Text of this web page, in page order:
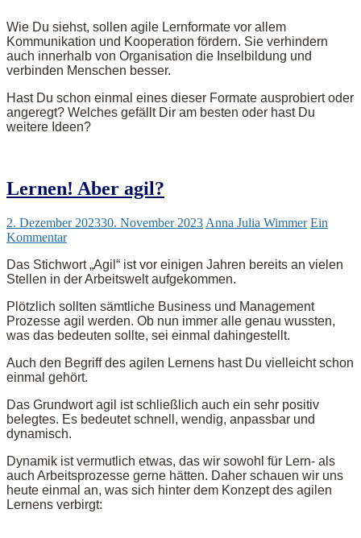
Wie Du siehst, sollen agile Lernformate vor allem
Kommunikation und Kooperation fördern. Sie verhindern
auch innerhalb von Organisation die Inselbildung und
verbinden Menschen besser.
Hast Du schon einmal eines dieser Formate ausprobiert oder
angeregt? Welches gefällt Dir am besten oder hast Du
weitere Ideen?
Lernen! Aber agil?
2. Dezember 202330. November 2023 Anna Julia Wimmer Ein
Kommentar
Das Stichwort „Agil“ ist vor einigen Jahren bereits an vielen
Stellen in der Arbeitswelt aufgekommen.
Plötzlich sollten sämtliche Business und Management
Prozesse agil werden. Ob nun immer alle genau wussten,
was das bedeuten sollte, sei einmal dahingestellt.
Auch den Begriff des agilen Lernens hast Du vielleicht schon
einmal gehört.
Das Grundwort agil ist schließlich auch ein sehr positiv
belegtes. Es bedeutet schnell, wendig, anpassbar und
dynamisch.
Dynamik ist vermutlich etwas, das wir sowohl für Lern- als
auch Arbeitsprozesse gerne hätten. Daher schauen wir uns
heute einmal an, was sich hinter dem Konzept des agilen
Lernens verbirgt: